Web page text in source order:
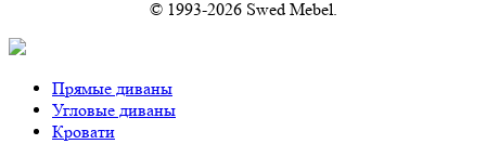
© 1993-2026 Swed Mebel.
Прямые диваны
Угловые диваны
Кровати